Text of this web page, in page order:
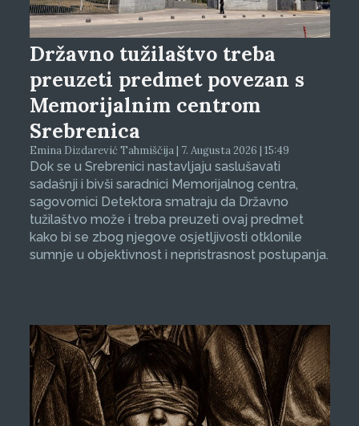
Državno tužilaštvo treba
preuzeti predmet povezan s
Memorijalnim centrom
Srebrenica
Emina Dizdarević Tahmiščija | 7. Augusta 2026 | 15:49
Dok se u Srebrenici nastavljaju saslušavati
sadašnji i bivši saradnici Memorijalnog centra,
sagovornici Detektora smatraju da Državno
tužilaštvo može i treba preuzeti ovaj predmet
kako bi se zbog njegove osjetljivosti otklonile
sumnje u objektivnost i nepristrasnost postupanja.